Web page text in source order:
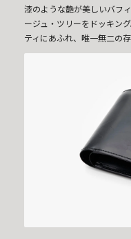
漆のような艶が美しいバフ
ージュ・ツリーをドッキン
ティにあふれ、唯一無二の存